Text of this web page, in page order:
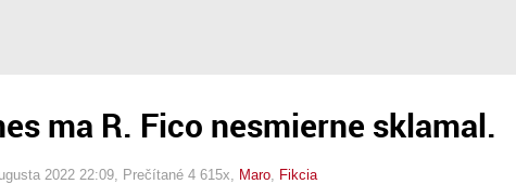
ma R. Fico nesmierne sklamal.
2022 22:09 , Prečítané 4 615x, Maro Fikcia